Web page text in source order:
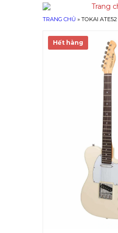
Trang
TRANG CHỦ » TOKAI
Hết hàng